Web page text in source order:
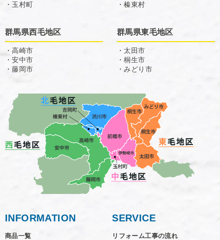
・玉村町
・榛東村
群馬県西毛地区
・高崎市
・安中市
・藤岡市
群馬県東毛地区
・太田市
・桐生市
・みどり市
INFORMATION
商品一覧
SERVICE
リフォーム工事の流れ